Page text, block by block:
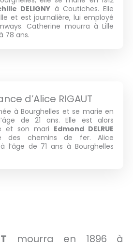
DELIGNY à Coutiches. Elle
et est journalière, lui employé
Catherine mourra à Lille
78 ans.
d’Alice RIGAUT
à Bourghelles et se marie en
de 21 ans. Elle est alors
et son mari Edmond DELRUE
des chemins de fer. Alice
l’âge de 71 ans à Bourghelles
mourra en 1896 à